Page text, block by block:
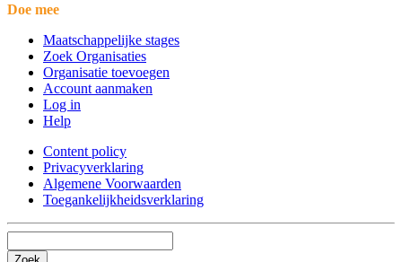
Doe mee
Maatschappelijke stages
Zoek Organisaties
Organisatie toevoegen
Account aanmaken
Log in
Help
Content policy
Privacyverklaring
Algemene Voorwaarden
Toegankelijkheidsverklaring